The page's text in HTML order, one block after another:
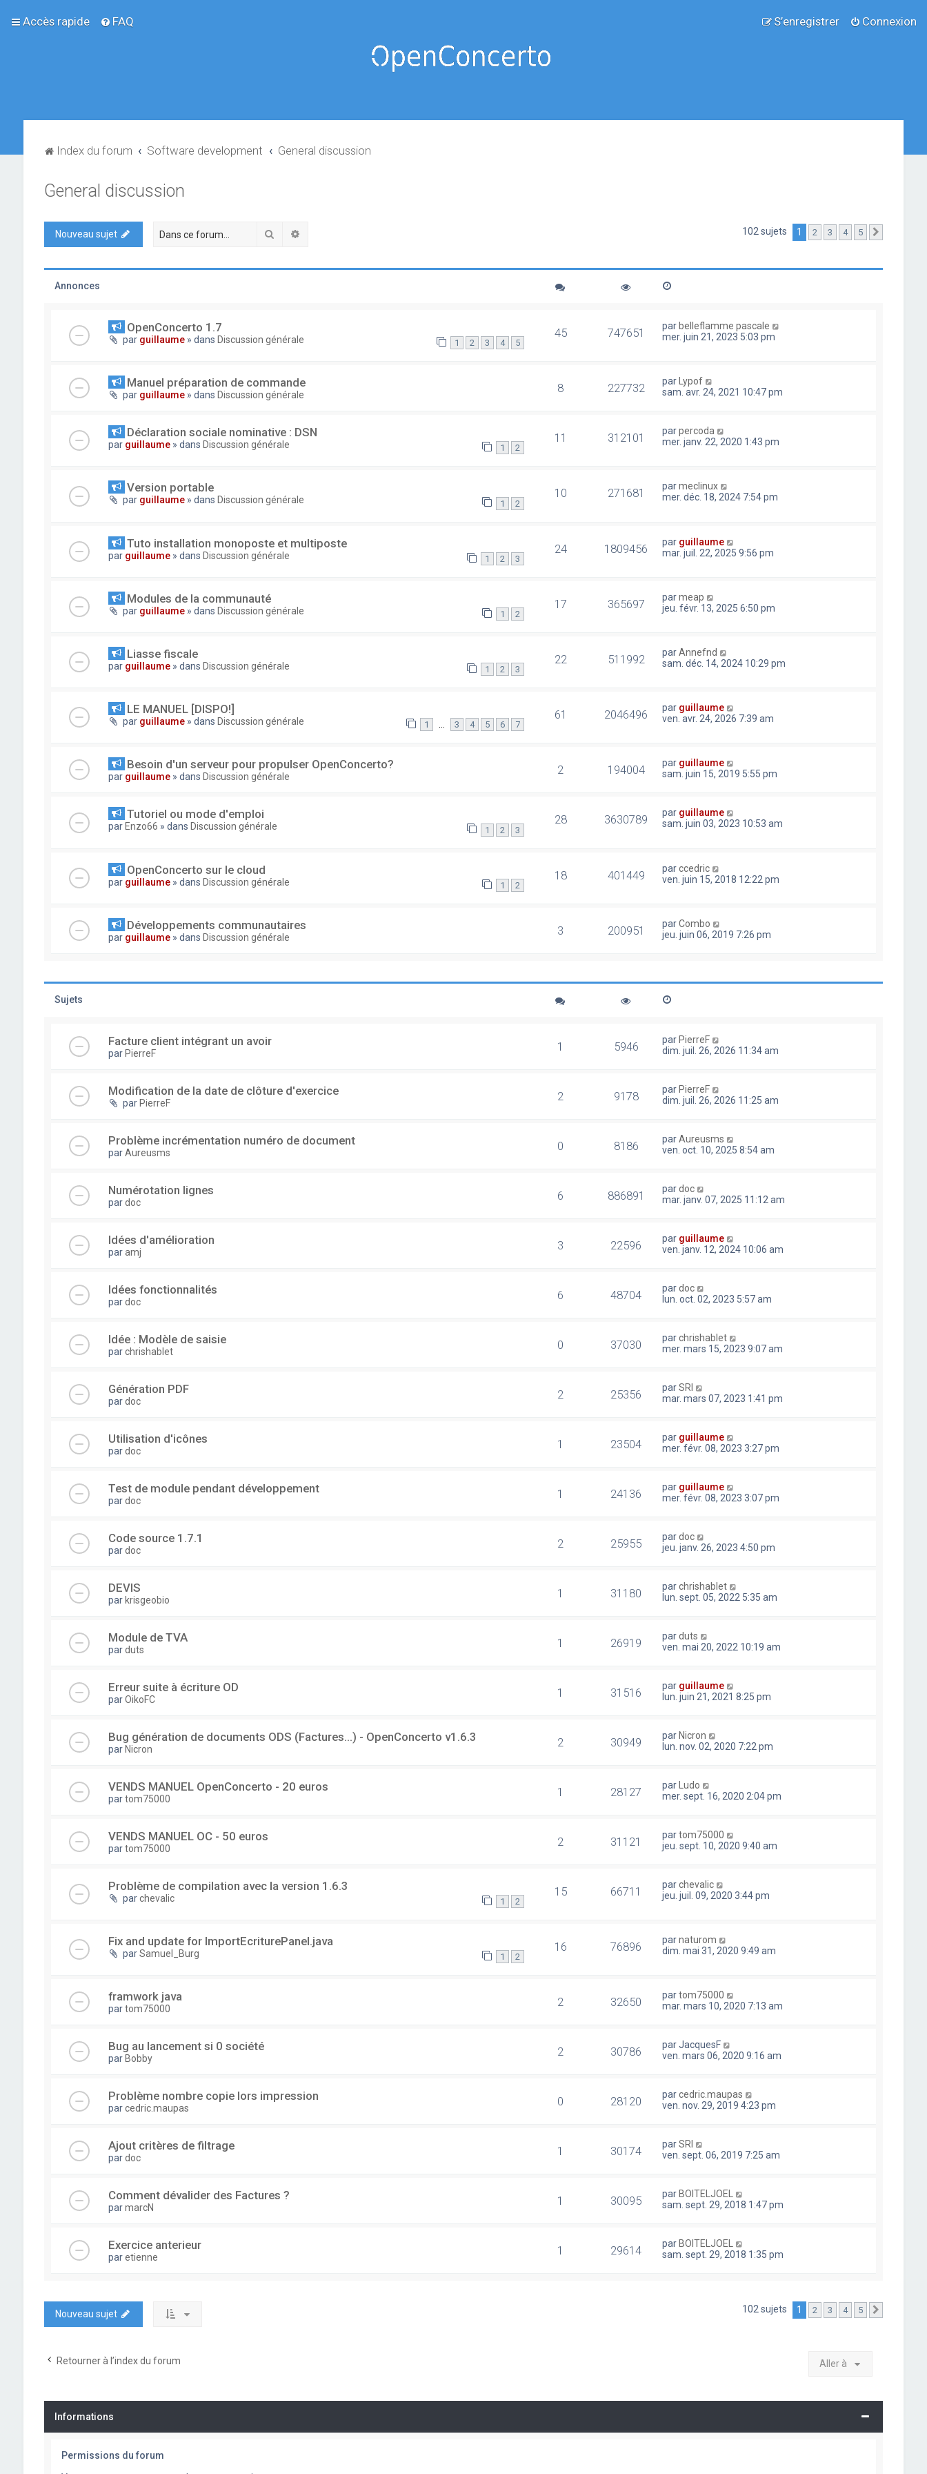
Accès rapide FAQ Connexion
S’enregistrer
Index du forum Software development General discussion
General discussion
Nouveau sujet Rechercher 102 sujets 1 2 3 4 5
Annonces
OpenConcerto 1.7
par guillaume » dans Discussion générale 1 2 3 4 5
45 747651 par belleflamme pascale
mer. juin 21, 2023 5:03 pm
Manuel préparation de commande
par guillaume » dans Discussion générale 8 227732 par Lypof
sam. avr. 24, 2021 10:47 pm
Déclaration sociale nominative : DSN
par guillaume » dans Discussion générale 1 2
11 312101 parpercoda
mer. janv. 22, 2020 1:43 pm
Version portable
par guillaume » dans Discussion générale 1 2
10 271681 parmeclinux
mer. déc. 18, 2024 7:54 pm
Tuto installation monoposte et multiposte
par guillaume » dans Discussion générale 1 2 3
24 1809456 par guillaume
mar. juil. 22, 2025 9:56 pm
Modules de la communauté
par guillaume » dans Discussion générale 1 2
17 365697 parmeap
jeu. févr. 13, 2025 6:50 pm
Liasse fiscale
par guillaume » dans Discussion générale 1 2 3
22 511992 parAnnefnd
sam. déc. 14, 2024 10:29 pm
LE MANUEL [DISPO!]
par guillaume » dans Discussion générale 1 … 3 4 5 6 7
61 2046496 par guillaume
ven. avr. 24, 2026 7:39 am
Besoin d'un serveur pour propulser OpenConcerto?
par guillaume » dans Discussion générale 2 194004 par guillaume
sam. juin 15, 2019 5:55 pm
Tutoriel ou mode d'emploi
par Enzo66 » dans Discussion générale 1 2 3
28 3630789 par guillaume
sam. juin 03, 2023 10:53 am
OpenConcerto sur le cloud
par guillaume » dans Discussion générale 1 2
18 401449 parccedric
ven. juin 15, 2018 12:22 pm
Développements communautaires
par guillaume » dans Discussion générale 3 200951 parCombo
jeu. juin 06, 2019 7:26 pm
Sujets
Facture client intégrant un avoir
par PierreF 1 5946 par PierreF
dim. juil. 26, 2026 11:34 am
Modification de la date de clôture d'exercice
par PierreF 2 9178 par PierreF
dim. juil. 26, 2026 11:25 am
Problème incrémentation numéro de document
parAureusms 0 8186 parAureusms
ven. oct. 10, 2025 8:54 am
Numérotation lignes
pardoc 6 886891 pardoc
mar. janv. 07, 2025 11:12 am
Idées d'amélioration
paramj 3 22596 par guillaume
ven. janv. 12, 2024 10:06 am
Idées fonctionnalités
pardoc 6 48704 pardoc
lun. oct. 02, 2023 5:57 am
Idée : Modèle de saisie
parchrishablet 0 37030 parchrishablet
mer. mars 15, 2023 9:07 am
Génération PDF
pardoc 2 25356 parSRI
mar. mars 07, 2023 1:41 pm
Utilisation d'icônes
pardoc 1 23504 par guillaume
mer. févr. 08, 2023 3:27 pm
Test de module pendant développement
pardoc 1 24136 par guillaume
mer. févr. 08, 2023 3:07 pm
Code source 1.7.1
pardoc 2 25955 pardoc
jeu. janv. 26, 2023 4:50 pm
DEVIS
par krisgeobio 1 31180 parchrishablet
lun. sept. 05, 2022 5:35 am
Module de TVA
parduts 1 26919 parduts
ven. mai 20, 2022 10:19 am
Erreur suite à écriture OD
parOikoFC 1 31516 par guillaume
lun. juin 21, 2021 8:25 pm
Bug génération de documents ODS (Factures...) - OpenConcerto v1.6.3
par Nicron 2 30949 par Nicron
lun. nov. 02, 2020 7:22 pm
VENDS MANUEL OpenConcerto - 20 euros
partom75000 1 28127 par
Ludo
mer. sept. 16, 2020 2:04 pm
VENDS MANUEL OC - 50 euros
partom75000 2 31121 partom75000
jeu. sept. 10, 2020 9:40 am
Problème de compilation avec la version 1.6.3
parchevalic 1 2
15 66711 parchevalic
jeu. juil. 09, 2020 3:44 pm
Fix and update for ImportEcriturePanel.java
parSamuel_Burg 1 2
16 76896 parnaturom
dim. mai 31, 2020 9:49 am
framwork java
partom75000 2 32650 partom75000
mar. mars 10, 2020 7:13 am
Bug au lancement si 0 société
par Bobby 2 30786 parJacquesF
ven. mars 06, 2020 9:16 am
Problème nombre copie lors impression
parcedric.maupas 0 28120 parcedric.maupas
ven. nov. 29, 2019 4:23 pm
Ajout critères de filtrage
pardoc 1 30174 parSRI
ven. sept. 06, 2019 7:25 am
Comment dévalider des Factures ?
parmarcN 1 30095 par BOITELJOEL
sam. sept. 29, 2018 1:47 pm
Exercice anterieur
paretienne 1 29614 par BOITELJOEL
sam. sept. 29, 2018 1:35 pm
Nouveau sujet 102 sujets 1 2 3 4 5
Retourner à l’index du forum Aller à
Informations
Permissions du forum